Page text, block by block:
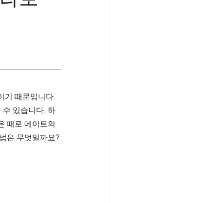
기 때문입니다.
있습니다. 하
때로 데이트의
은 무엇일까요?